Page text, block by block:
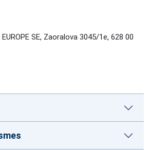
EUROPE SE, Zaoralova 3045/1e, 628 00